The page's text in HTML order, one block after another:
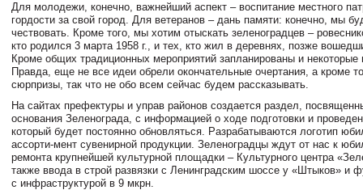
Для молодежи, конечно, важнейший аспект – воспитание местного
гордости за свой город. Для ветеранов – дань памяти: конечно, мы
чествовать. Кроме того, мы хотим отыскать зеленоградцев –
кто родился 3 марта 1958 г., и тех, кто жил в деревнях, позже
Кроме общих традиционных мероприятий запланированы и некоторые
Правда, еще не все идеи обрели окончательные очертания, а кроме
сюрпризы, так что не обо всем сейчас будем рассказывать.
На сайтах префектуры и управ районов создается раздел,
основания Зеленограда, с информацией о ходе подготовки и
который будет постоянно обновляться. Разрабатываются логотип
ассорти-мент сувенирной продукции. Зеленоградцы ждут от нас к
ремонта крупнейшей культурной площадки – Культурного центра
также ввода в строй развязки с Ленинградским шоссе у «Штыков» и
с инфраструктурой в 9 мкрн.